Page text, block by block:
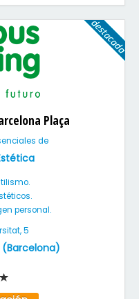
Plaça
de
personal.
5
Barcelona)